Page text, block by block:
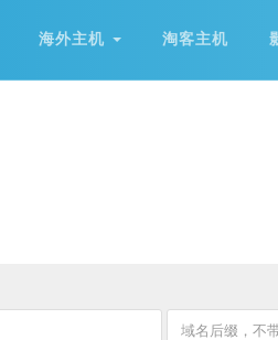
海外主机 淘客主机